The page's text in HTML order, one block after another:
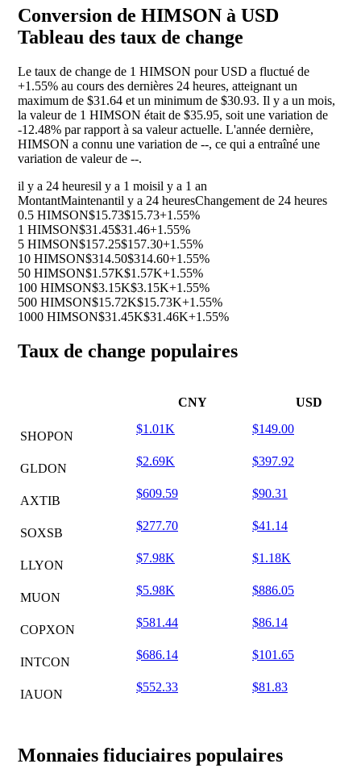
Conversion de HIMSON à USD
Tableau des taux de change
Le taux de change de 1 HIMSON pour USD a fluctué de
+1.55% au cours des dernières 24 heures, atteignant un
maximum de $31.64 et un minimum de $30.93. Il y a un mois,
la valeur de 1 HIMSON était de $35.95, soit une variation de
-12.48% par rapport à sa valeur actuelle. L'année dernière,
HIMSON a connu une variation de --, ce qui a entraîné une
variation de valeur de --.
il y a 24 heuresil y a 1 moisil y a 1 an
MontantMaintenantil y a 24 heuresChangement de 24 heures
0.5 HIMSON$15.73$15.73+1.55%
1 HIMSON$31.45$31.46+1.55%
5 HIMSON$157.25$157.30+1.55%
10 HIMSON$314.50$314.60+1.55%
50 HIMSON$1.57K$1.57K+1.55%
100 HIMSON$3.15K$3.15K+1.55%
500 HIMSON$15.72K$15.73K+1.55%
1000 HIMSON$31.45K$31.46K+1.55%
Taux de change populaires
CNY USD
SHOPON
$1.01K $149.00
GLDON
$2.69K $397.92
AXTIB
$609.59 $90.31
SOXSB
$277.70 $41.14
LLYON
$7.98K $1.18K
MUON
$5.98K $886.05
COPXON
$581.44 $86.14
INTCON
$686.14 $101.65
IAUON
$552.33 $81.83
Monnaies fiduciaires populaires